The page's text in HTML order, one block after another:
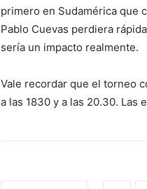
primero en Sudamérica que
Pablo Cuevas perdiera
sería un impacto realmente.
Vale recordar que el torneo
a las 1830 y a las 20.30. Las